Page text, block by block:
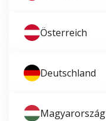
Österreich
Deutschland
Magyarország